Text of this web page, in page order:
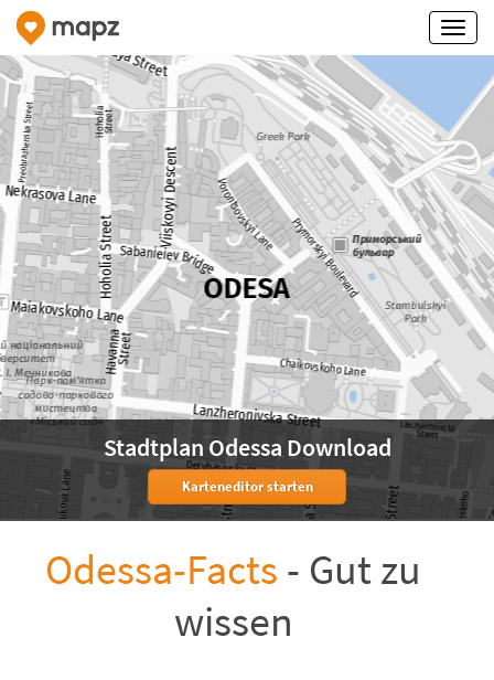
Stadtplan Odessa Download
Karteneditor starten
Odessa-Facts - Gut zu
wissen